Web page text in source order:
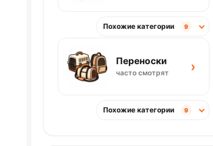
Похожие категории 9
Переноски
часто смотрят ›
Похожие категории 9